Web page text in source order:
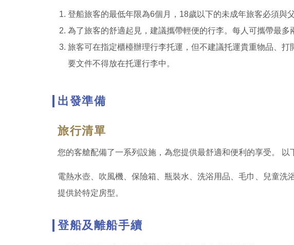
登船旅客的最低年限為6個月，18歲以下的未成年旅客必須與
為了旅客的舒適起見，建議攜帶輕便的行李。每人可攜帶最多
旅客可在指定櫃檯辦理行李托運，但不建議托運貴重物品、
要文件不得放在托運行李中。
出發準備
旅行清單
您的客艙配備了一系列設施，為您提供最舒適和便利的享受。 以
電熱水壺、吹風機、保險箱、瓶裝水、洗浴用品、毛巾、兒童
提供於特定房型。
登船及離船手續